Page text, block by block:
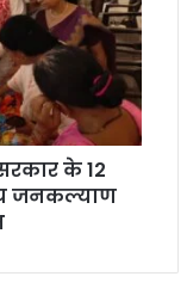
के 12
जनकल्याण